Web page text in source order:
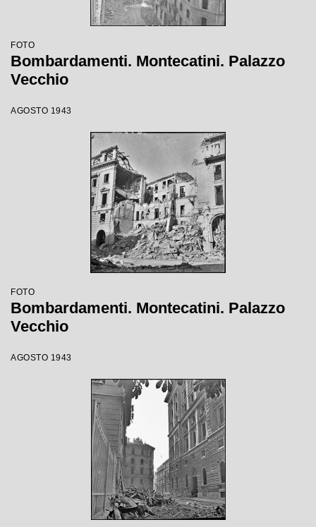
FOTO
Bombardamenti. Montecatini. Palazzo
Vecchio
AGOSTO 1943
FOTO
Bombardamenti. Montecatini. Palazzo
Vecchio
AGOSTO 1943